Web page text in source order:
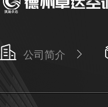
公司简介